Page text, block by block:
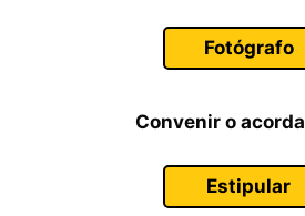
Fotógrafo
Convenir o
Estipular